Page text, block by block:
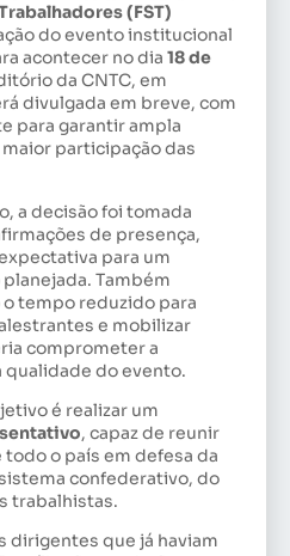
(FST)
do evento institucional
acontecer no dia 18 de
da CNTC, em
divulgada em breve, com
para garantir ampla
participação das
a decisão foi tomada
de presença,
para um
Também
tempo reduzido para
e mobilizar
comprometer a
do evento.
é realizar um
, capaz de reunir
o país em defesa da
confederativo, do
trabalhistas.
dirigentes que já haviam